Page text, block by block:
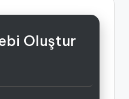
Oluştur